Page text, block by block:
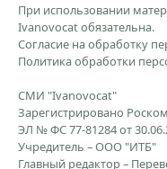
При использовании
Ivanovocat обязательна.
Согласие на обработку
Политика обработки
СМИ "Ivanovocat"
Зарегистрировано
ЭЛ № ФС 77-81284 от
Учредитель – ООО "ИТБ"
Главный редактор –